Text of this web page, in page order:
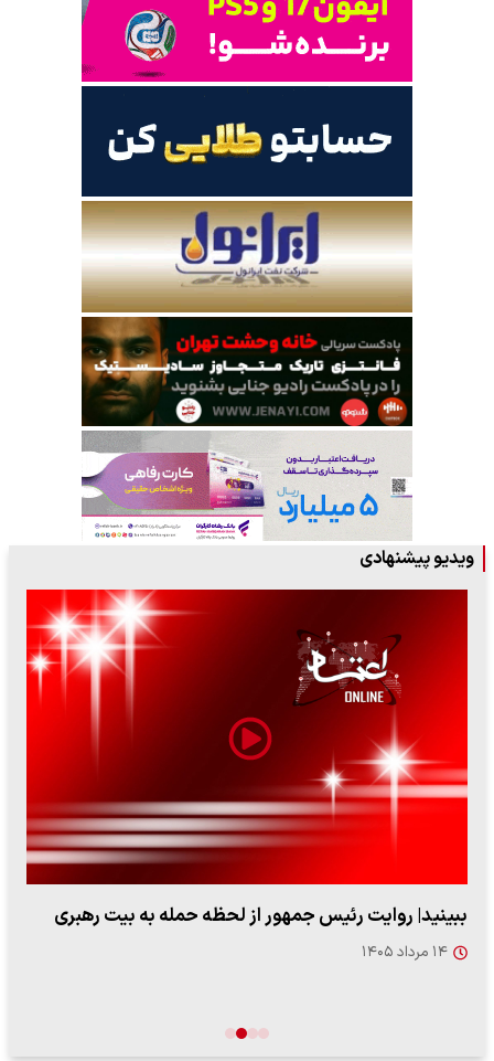
ویدیو پیشنهادی
ببینید| روایت رئیس جمهور از لحظه حمله به بیت رهبری
۱۴ مرداد ۱۴۰۵